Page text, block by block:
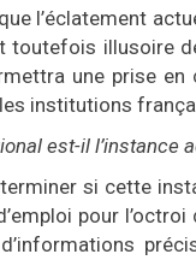
l’éclatement
toutefois illusoire
une prise
institutions
est-il l’instance
si cette
pour
d’informations